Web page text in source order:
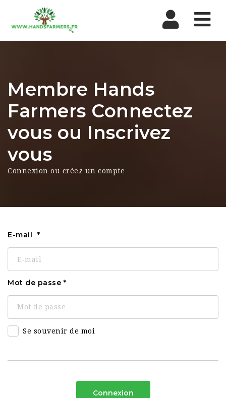
Membre Hands
Farmers Connectez
vous ou Inscrivez
vous
Connexion ou créez un compte
E-mail
Mot de passe
Se souvenir de moi
Connexion